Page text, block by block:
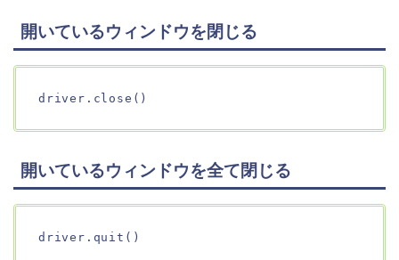
開いているウィンドウを閉じる
driver.close()
開いているウィンドウを全て閉じる
driver.quit()